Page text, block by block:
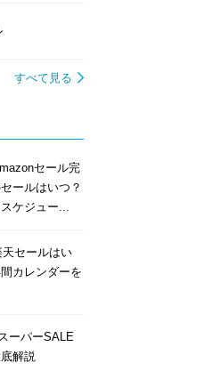
すべて見る
セール完
ールはいつ？
ケジュー...
天セールはい
カレンダーを
ーパーSALE
解説